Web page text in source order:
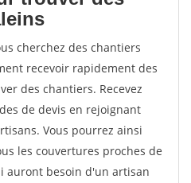
cherchez des chantiers
recevoir rapidement des
des chantiers. Recevez
de devis en rejoignant
Vous pourrez ainsi
les couvertures proches de
auront besoin d'un artisan